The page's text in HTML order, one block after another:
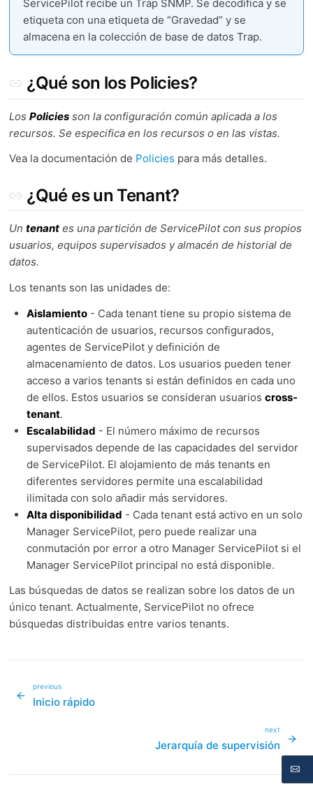
ServicePilot recibe un Trap SNMP. Se decodifica y se
etiqueta con una etiqueta de “Gravedad” y se
almacena en la colección de base de datos Trap.
¿Qué son los Policies?
Los Policiesson la configuración común aplicada a los
recursos. Se especifica en los recursos o en las vistas.
Vea la documentación de Policies para más detalles.
¿Qué es un Tenant?
Un tenantes una partición de ServicePilot con sus propios
usuarios, equipos supervisados y almacén de historial de
datos.
Los tenants son las unidades de:
Aislamiento - Cada tenant tiene su propio sistema de
autenticación de usuarios, recursos configurados,
agentes de ServicePilot y definición de
almacenamiento de datos. Los usuarios pueden tener
acceso a varios tenants si están definidos en cada uno
de ellos. Estos usuarios se consideran usuarioscross-
tenant.
Escalabilidad - El número máximo de recursos
supervisados depende de las capacidades del servidor
de ServicePilot. El alojamiento de más tenants en
diferentes servidores permite una escalabilidad
ilimitada con solo añadir más servidores.
Alta disponibilidad - Cada tenant está activo en un solo
Manager ServicePilot, pero puede realizar una
conmutación por error a otro Manager ServicePilot si el
Manager ServicePilot principal no está disponible.
Las búsquedas de datos se realizan sobre los datos de un
único tenant. Actualmente, ServicePilot no ofrece
búsquedas distribuidas entre varios tenants.
previous
Inicio rápido
next
Jerarquía de supervisión